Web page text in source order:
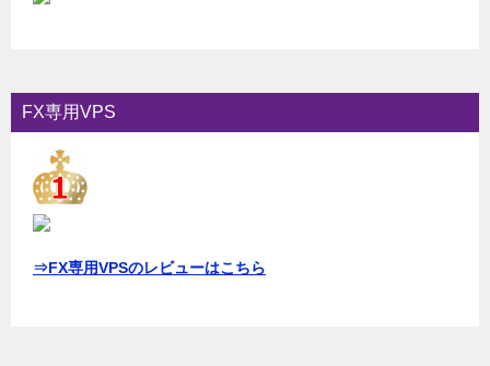
FX専用VPS
⇒FX専用VPSのレビューはこちら